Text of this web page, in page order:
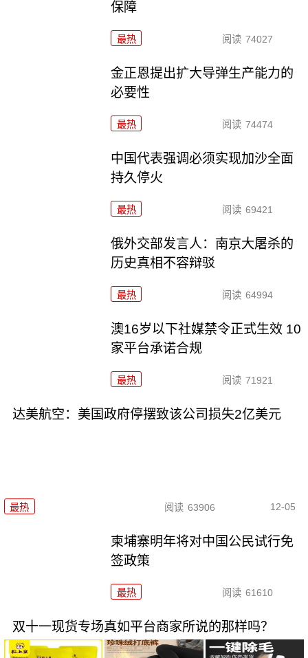
保障
最热 阅读 74027
金正恩提出扩大导弹生产能力的
必要性
最热 阅读 74474
中国代表强调必须实现加沙全面
持久停火
最热 阅读 69421
俄外交部发言人：南京大屠杀的
历史真相不容辩驳
最热 阅读 64994
澳16岁以下社媒禁令正式生效 10
家平台承诺合规
最热 阅读 71921
达美航空：美国政府停摆致该公司损失2亿美元
最热 阅读 63906 12-05
柬埔寨明年将对中国公民试行免
签政策
最热 阅读 61610
双十一现货专场真如平台商家所说的那样吗？